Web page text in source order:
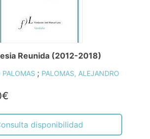
Reunida (2012-2018)
PALOMAS ; PALOMAS, ALEJANDRO
disponibilidad